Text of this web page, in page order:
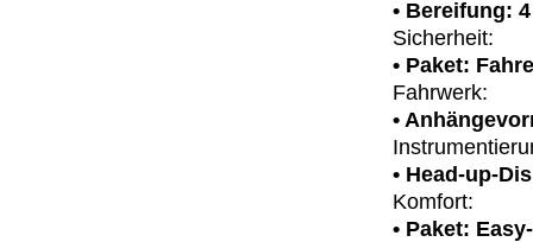
• Bereifung:
Sicherheit:
• Paket:
Fahrwerk:
•
• Head-up-
Komfort:
• Paket: